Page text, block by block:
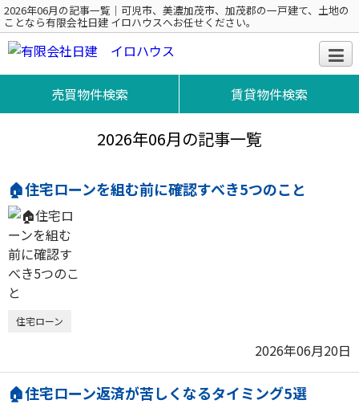
2026年06月の記事一覧｜可児市、美濃加茂市、加茂郡の一戸建て、土地の
ことなら有限会社日建 イロハウスへお任せください。
売買物件検索 賃貸物件検索
2026年06月の記事一覧
🏠住宅ローンを組む前に確認すべき5つのこと
住宅ローン
2026年06月20日
🏠住宅ローン返済が苦しくなるタイミング5選